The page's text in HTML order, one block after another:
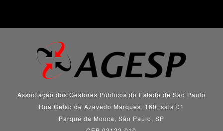
Associação dos Gestores Públicos do Estado de São Paulo
Rua Celso de Azevedo Marques, 160, sala 01
Parque da Mooca, São Paulo, SP